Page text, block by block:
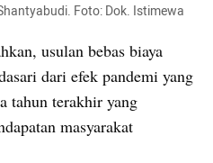
Foto: Dok. Istimewa
usulan bebas biaya
dari efek pandemi yang
tahun terakhir yang
masyarakat